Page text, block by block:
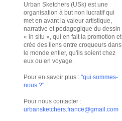
Urban Sketchers (USk) est une
organisation à but non lucratif qui
met en avant la valeur artistique,
narrative et pédagogique du dessin
« in situ », qui en fait la promotion et
crée des liens entre croqueurs dans
le monde entier, qu'ils soient chez
eux ou en voyage.
Pour en savoir plus : "qui sommes-
nous ?"
Pour nous contacter :
urbansketchers.france@gmail.com